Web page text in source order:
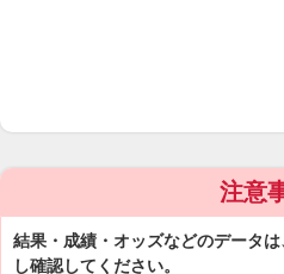
注意
結果・成績・オッズなどのデータ
し確認してください。